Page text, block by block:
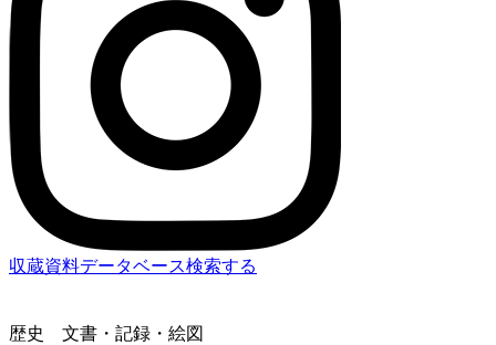
収蔵資料データベース検索する
歴史
文書・記録・絵図